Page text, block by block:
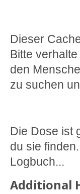
Dieser
Bitte
den
zu suchen
Die Dose ist
du sie
Logbuch...
Additional